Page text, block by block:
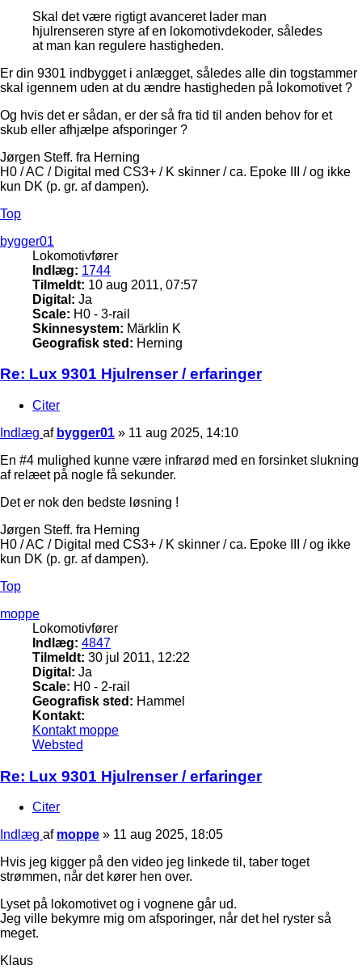
Skal det være rigtigt avanceret lader man
hjulrenseren styre af en lokomotivdekoder, således
at man kan regulere hastigheden.
Er din 9301 indbygget i anlægget, således alle din togstammer
skal igennem uden at du ændre hastigheden på lokomotivet ?
Og hvis det er sådan, er der så fra tid til anden behov for et
skub eller afhjælpe afsporinger ?
Jørgen Steff. fra Herning
H0 / AC / Digital med CS3+ / K skinner / ca. Epoke III / og ikke
kun DK (p. gr. af dampen).
Top
bygger01
Lokomotivfører
Indlæg: 1744
Tilmeldt: 10 aug 2011, 07:57
Digital: Ja
Scale: H0 - 3-rail
Skinnesystem: Märklin K
Geografisk sted: Herning
Re: Lux 9301 Hjulrenser / erfaringer
Citer
Indlæg af bygger01 » 11 aug 2025, 14:10
En #4 mulighed kunne være infrarød med en forsinket slukning
af relæet på nogle få sekunder.
Det er nok den bedste løsning !
Jørgen Steff. fra Herning
H0 / AC / Digital med CS3+ / K skinner / ca. Epoke III / og ikke
kun DK (p. gr. af dampen).
Top
moppe
Lokomotivfører
Indlæg: 4847
Tilmeldt: 30 jul 2011, 12:22
Digital: Ja
Scale: H0 - 2-rail
Geografisk sted: Hammel
Kontakt:
Kontakt moppe
Websted
Re: Lux 9301 Hjulrenser / erfaringer
Citer
Indlæg af moppe » 11 aug 2025, 18:05
Hvis jeg kigger på den video jeg linkede til, taber toget
strømmen, når det kører hen over.
Lyset på lokomotivet og i vognene går ud.
Jeg ville bekymre mig om afsporinger, når det hel ryster så
meget.
Klaus